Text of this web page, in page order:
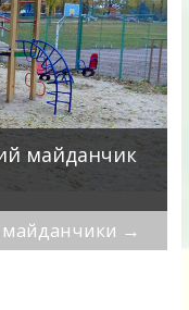
майданчик
майданчики →